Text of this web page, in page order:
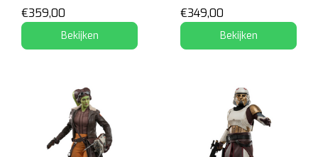
€359,00
Bekijken
€349,00
Bekijken